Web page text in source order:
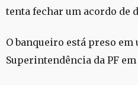
tenta fechar um acordo de
O banqueiro está preso em
Superintendência da PF